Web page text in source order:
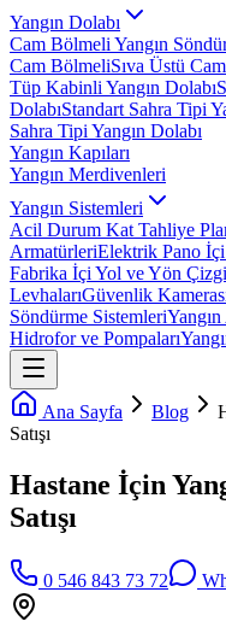
Yangın Dolabı
Cam Bölmeli Yangın
Cam BölmeliSıva Üstü
Tüp Kabinli Yangın Dolabı
DolabıStandart Sahra Tipi
Sahra Tipi Yangın Dolabı
Yangın Kapıları
Yangın Merdivenleri
Yangın Sistemleri
Acil Durum Kat Tahliye
ArmatürleriElektrik Pano
Fabrika İçi Yol ve Yön
LevhalarıGüvenlik
Söndürme Sistemleri
Hidrofor ve Pompaları
Ana Sayfa Blog
Satışı
Hastane İçin
Satışı
0 546 843 73 72